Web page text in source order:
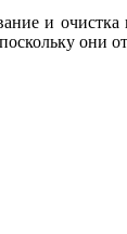
и очистка
они